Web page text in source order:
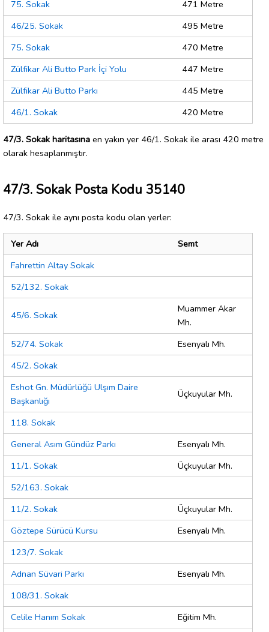
75. Sokak
471 Metre
46/25. Sokak
495 Metre
75. Sokak
470 Metre
Zülfikar Ali Butto Park İçi Yolu
447 Metre
Zülfikar Ali Butto Parkı
445 Metre
46/1. Sokak
420 Metre
47/3. Sokak haritasına en yakın yer 46/1. Sokak ile arası 420 metre
olarak hesaplanmıştır.
47/3. Sokak Posta Kodu 35140
47/3. Sokak ile aynı posta kodu olan yerler:
Yer Adı
Semt
Fahrettin Altay Sokak
52/132. Sokak
45/6. Sokak
Muammer Akar
Mh.
52/74. Sokak
Esenyalı Mh.
45/2. Sokak
Eshot Gn. Müdürlüğü Ulşım Daire
Başkanlığı
Üçkuyular Mh.
118. Sokak
General Asım Gündüz Parkı
Esenyalı Mh.
11/1. Sokak
Üçkuyular Mh.
52/163. Sokak
11/2. Sokak
Üçkuyular Mh.
Göztepe Sürücü Kursu
Esenyalı Mh.
123/7. Sokak
Adnan Süvari Parkı
Esenyalı Mh.
108/31. Sokak
Celile Hanım Sokak
Eğitim Mh.